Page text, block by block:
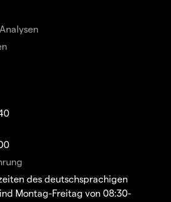
des deutschsprachigen
Montag-Freitag von 08:30-